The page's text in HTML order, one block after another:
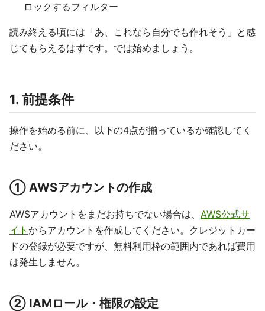
ロックするフィルター
読み終える頃には「あ、これなら自分でも作れそう」と感
じてもらえるはずです。では始めましょう。
1. 前提条件
操作を始める前に、以下の4点が揃っているか確認してく
ださい。
① AWSアカウントの作成
AWSアカウントをまだお持ちでない場合は、 AWS公式サ
イト からアカウントを作成してください。クレジットカー
ドの登録が必要ですが、無料利用枠の範囲内であれば費用
は発生しません。
② IAMロール・権限の設定